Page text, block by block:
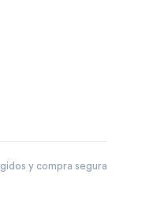
y compra segura